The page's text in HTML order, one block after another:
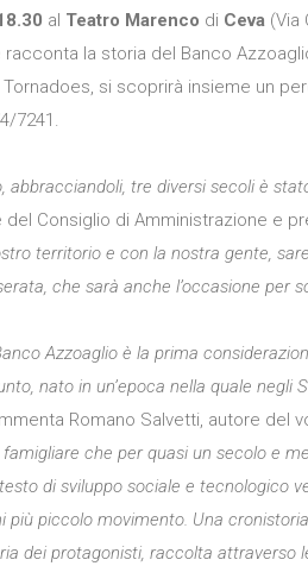
al Teatro Marenco di Ceva (Via
racconta la storia del Banco
si scoprirà insieme un
7241.
abbracciandoli, tre diversi secoli è
Consiglio di Amministrazione e
territorio e con la nostra gente,
che sarà anche l’occasione per
Azzoaglio è la prima
nato in un’epoca nella quale
Romano Salvetti, autore del
che per quasi un secolo e
di sviluppo sociale e tecnologico
piccolo movimento. Una
dei protagonisti, raccolta